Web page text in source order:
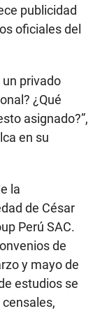
publicidad
oficiales del
un privado
¿Qué
asignado?”,
en su
la
de César
Perú SAC.
de
y mayo de
estudios se